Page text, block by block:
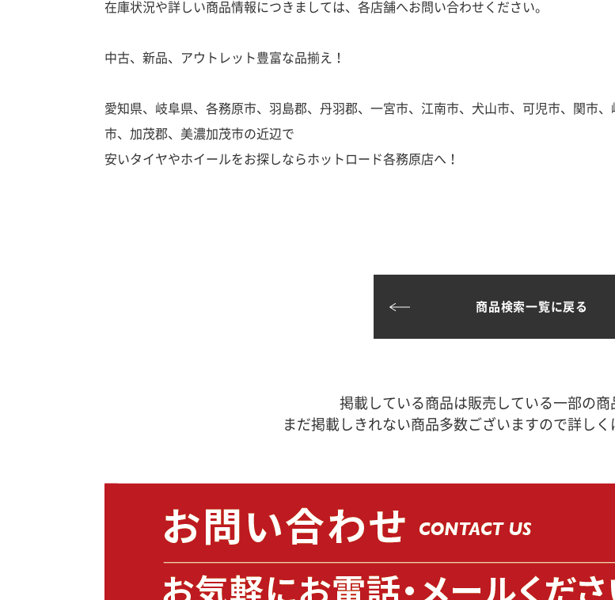
在庫状況や詳しい商品情報につきましては、各店舗へお問い合わせください。
中古、新品、アウトレット豊富な品揃え！
愛知県、岐阜県、各務原市、羽島郡、丹羽郡、一宮市、江南市、犬山市、可児市、関市、
市、加茂郡、美濃加茂市の近辺で
安いタイヤやホイールをお探しならホットロード各務原店へ！
商品検索一覧に戻る
掲載している商品は販売している一部の商
まだ掲載しきれない商品多数ございますので詳しく